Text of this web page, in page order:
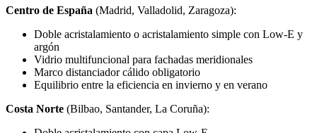
Centro de España (Madrid, Valladolid, Zaragoza):
Doble acristalamiento o acristalamiento simple con Low-E y
argón
Vidrio multifuncional para fachadas meridionales
Marco distanciador cálido obligatorio
Equilibrio entre la eficiencia en invierno y en verano
Costa Norte (Bilbao, Santander, La Coruña):